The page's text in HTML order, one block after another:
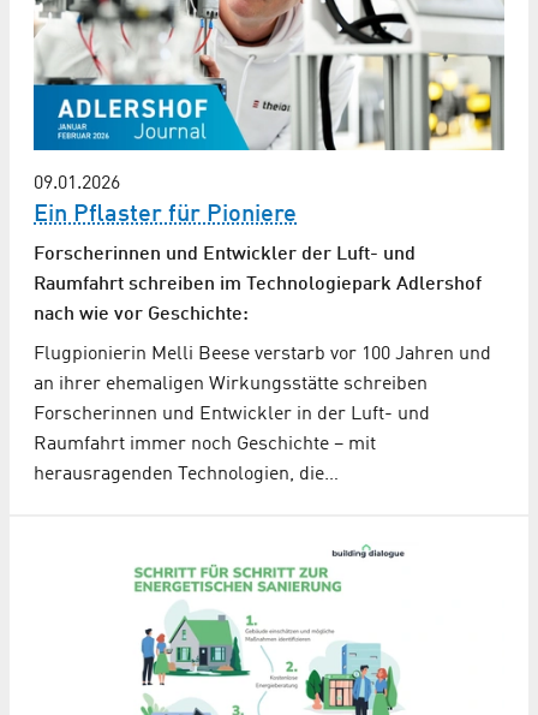
09.01.2026
Ein Pflaster für Pioniere
Forscherinnen und Entwickler der Luft- und
Raumfahrt schreiben im Technologiepark Adlershof
nach wie vor Geschichte:
Flugpionierin Melli Beese verstarb vor 100 Jahren und
an ihrer ehemaligen Wirkungsstätte schreiben
Forscherinnen und Entwickler in der Luft- und
Raumfahrt immer noch Geschichte – mit
herausragenden Technologien, die…